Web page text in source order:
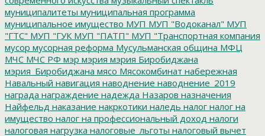
муниципалитеты муниципальная программа
муниципальное имущество МУП МУП "Водоканал" МУП
"ГТС" МУП "ГУК МУП "ПАТП" МУП "Транспортная компания
мусор мусорная реформа Мусульманская община МФЦ
МЧС МЧС РФ мэр мэрия мэрия Биробиджана
мэрия_Биробиджана мясо Мясокомбинат набережная
Навальный навигация наводнение наводнение_2019
награда награждение надежда Назаров назначения
Найфельд наказание накркотики наледь налог налог на
имущество налог на профессиональный доход налоги
налоговая нагрузка налоговые_льготы налоговый вычет